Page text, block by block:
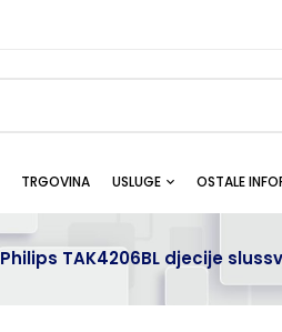
TRGOVINA USLUGE OSTALE
Philips TAK4206BL djecije